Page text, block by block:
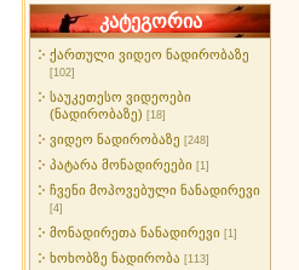
კატეგორია
ქართული ვიდეო ნადირობაზე
[102]
საუკეთესო ვიდეოები
(ნადირობაზე) [18]
ვიდეო ნადირობაზე [248]
პატარა მონადირეები [1]
ჩვენი მოპოვებული ნანადირევი
[4]
მონადირეთა ნანადირევი [1]
ხოხობზე ნადირობა [113]